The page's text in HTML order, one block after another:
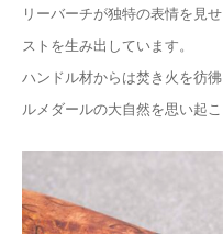
リーバーチが独特の表情を見
ストを生み出しています。
ハンドル材からは焚き火を彷
ルメダールの大自然を思い起こ